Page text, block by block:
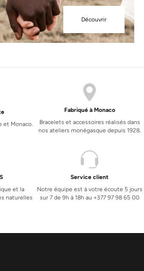
Découvrir
et Monaco.
Fabriqué à Monaco
Bracelets et accessoires réalisés dans
nos ateliers monégasque depuis 1928.
et la
naturelles
Service client
Notre équipe est à votre écoute 5 jours
sur 7 de 9h à 18h au +377 97 98 65 00